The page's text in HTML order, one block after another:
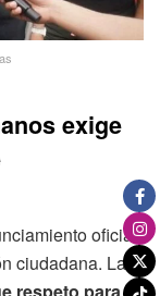
exige
oficial
ciudadana. La
respeto para